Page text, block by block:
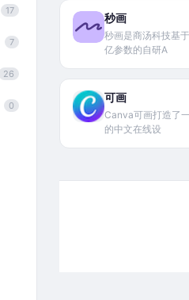
17
7
26
0
秒画
秒画是商汤科技基
亿参数的自研A
可画
Canva可画打造了
的中文在线设